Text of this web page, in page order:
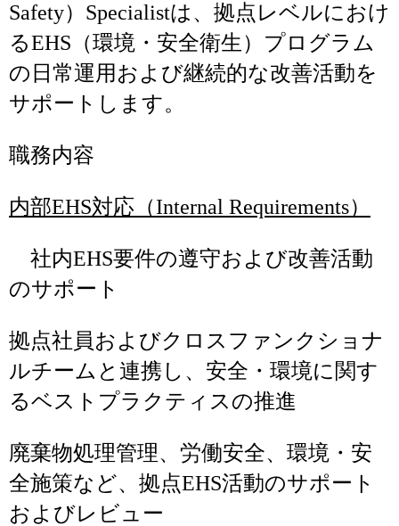
Safety）Specialistは、拠点レベルにおけ
るEHS（環境・安全衛生）プログラム
の日常運用および継続的な改善活動を
サポートします。
職務内容
内部EHS対応（Internal Requirements）
社内EHS要件の遵守および改善活動
のサポート
拠点社員およびクロスファンクショナ
ルチームと連携し、安全・環境に関す
るベストプラクティスの推進
廃棄物処理管理、労働安全、環境・安
全施策など、拠点EHS活動のサポート
およびレビュー